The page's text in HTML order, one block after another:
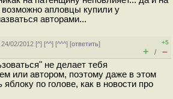
возможно апловцы купили у
авторами...
24/02/2012 [^] [^^] [^^^] [ответить]
+5
+ / –
не делает тебя
или автором, поэтому даже в этом
по голове, как в новости про